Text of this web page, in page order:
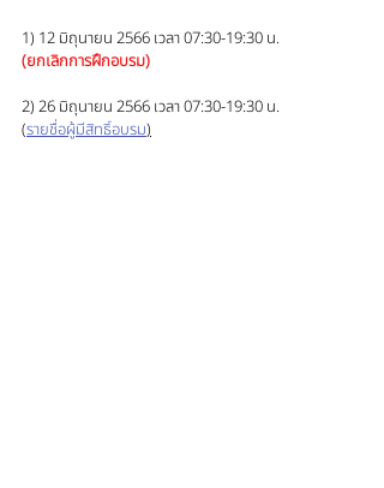
1) 12 มิถุนายน 2566 เวลา 07:30-19:30 น.
(ยกเลิกการฝึกอบรม)
2) 26 มิถุนายน 2566 เวลา 07:30-19:30 น.
(รายชื่อผู้มีสิทธิ์อบรม)